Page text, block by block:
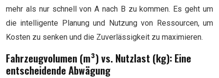
mehr als nur schnell von A nach B zu kommen. Es geht um
die intelligente Planung und Nutzung von Ressourcen, um
Kosten zu senken und die Zuverlässigkeit zu maximieren.
Fahrzeugvolumen (m³) vs. Nutzlast (kg): Eine
entscheidende Abwägung